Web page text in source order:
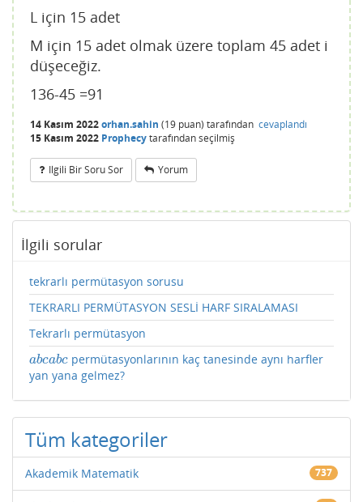
L için 15 adet
M için 15 adet olmak üzere toplam 45 adet i
düşeceğiz.
136-45 =91
14 Kasım 2022orhan.sahin (19 puan) tarafından cevaplandı
15 Kasım 2022 Prophecytarafındanseçilmiş
Ilgili Bir Soru Sor Yorum
İlgili sorular
tekrarlı permütasyon sorusu
TEKRARLI PERMÜTASYON SESLİ HARF SIRALAMASI
Tekrarlı permütasyon
abcabc
abcabc permütasyonlarının kaç tanesinde aynı harfler
yan yana gelmez?
Tüm kategoriler
Akademik Matematik 737